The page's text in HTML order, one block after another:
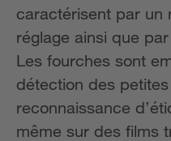
caractérisent par un
réglage ainsi que
Les fourches sont
détection des
reconnaissance
même sur des films